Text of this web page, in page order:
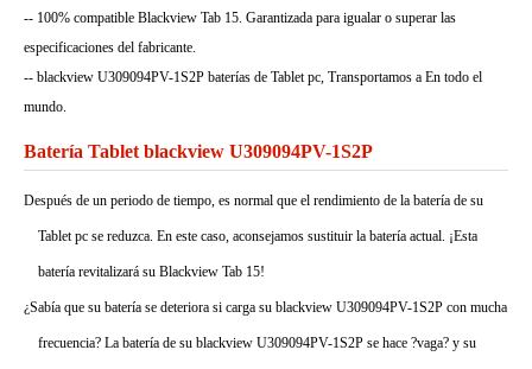
-- 100% compatible Blackview Tab 15. Garantizada para igualar o superar las
especificaciones del fabricante.
-- blackview U309094PV-1S2P baterías de Tablet pc, Transportamos a En todo el
mundo.
Batería Tablet blackview U309094PV-1S2P
Después de un periodo de tiempo, es normal que el rendimiento de la batería de su
Tablet pc se reduzca. En este caso, aconsejamos sustituir la batería actual. ¡Esta
batería revitalizará su Blackview Tab 15!
¿Sabía que su batería se deteriora si carga su blackview U309094PV-1S2P con mucha
frecuencia? La batería de su blackview U309094PV-1S2P se hace ?vaga? y su